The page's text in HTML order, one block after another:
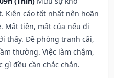
Kiện cáo tốt nhất nên hoãn
Mất tiền, mất của nếu đi
thấy. Đề phòng tranh cãi,
thường. Việc làm chậm,
gì đều cần chắc chắn.